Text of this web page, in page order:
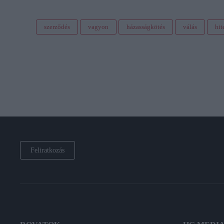
szerződés vagyon házasságkötés válás
Feliratkozás